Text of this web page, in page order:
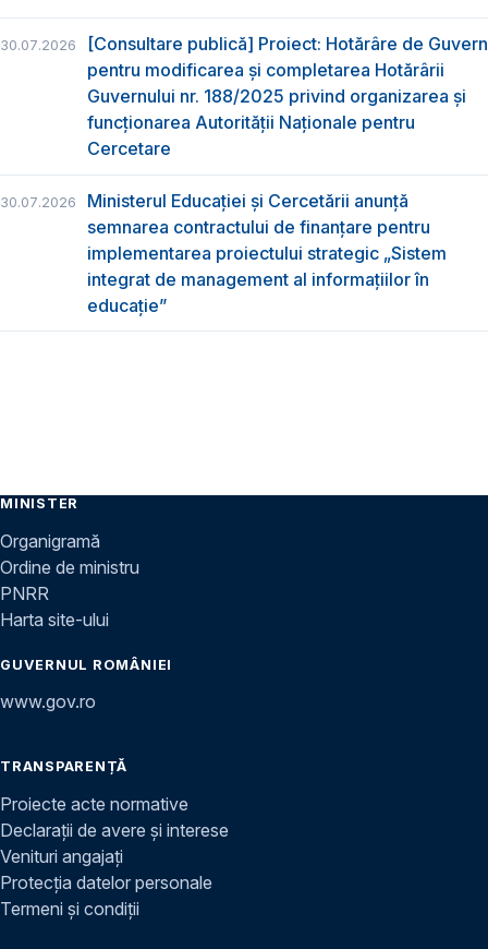
30.07.2026
[Consultare publică] Proiect: Hotărâre de Guvern
pentru modificarea și completarea Hotărârii
Guvernului nr. 188/2025 privind organizarea şi
funcţionarea Autorităţii Naţionale pentru
Cercetare
30.07.2026
Ministerul Educației și Cercetării anunță
semnarea contractului de finanțare pentru
implementarea proiectului strategic „Sistem
integrat de management al informațiilor în
educație”
MINISTER
Organigramă
Ordine de ministru
PNRR
Harta site-ului
GUVERNUL ROMÂNIEI
www.gov.ro
TRANSPARENȚĂ
Proiecte acte normative
Declarații de avere și interese
Venituri angajați
Protecția datelor personale
Termeni și condiții